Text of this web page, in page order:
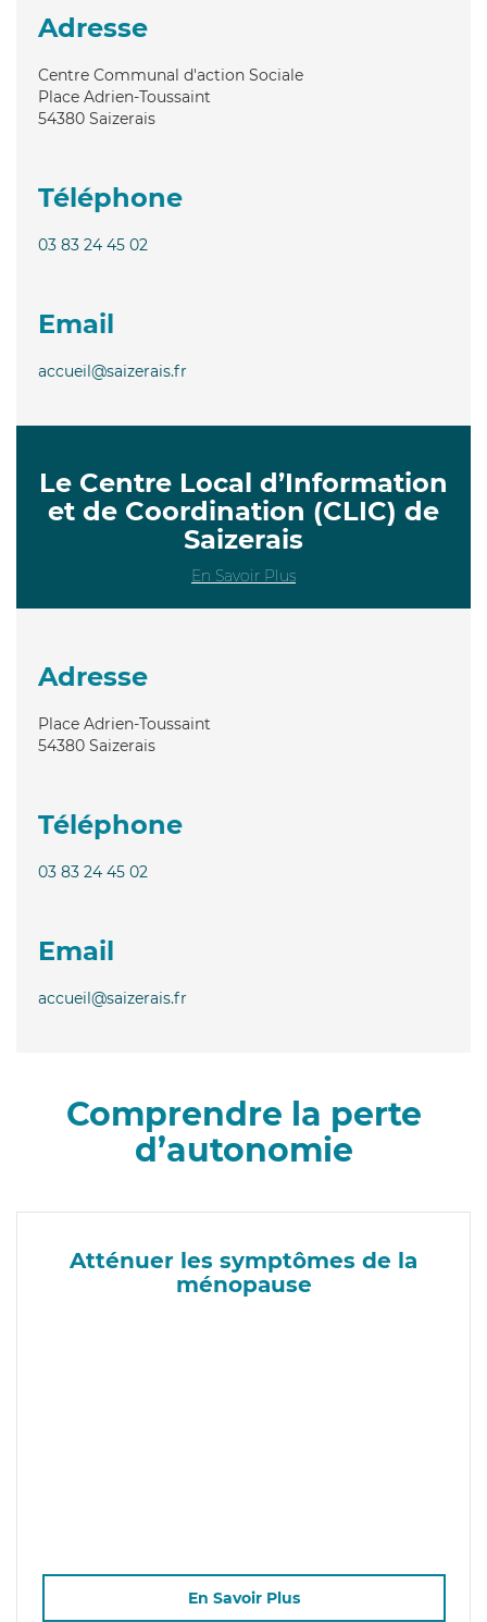
Adresse
Centre Communal d'action Sociale
Place Adrien-Toussaint
54380 Saizerais
Téléphone
03 83 24 45 02
Email
accueil@saizerais.fr
Le Centre Local d’Information
et de Coordination (CLIC) de
Saizerais
En Savoir Plus
Adresse
Place Adrien-Toussaint
54380 Saizerais
Téléphone
03 83 24 45 02
Email
accueil@saizerais.fr
Comprendre la perte
d’autonomie
Atténuer les symptômes de la
ménopause
En Savoir Plus